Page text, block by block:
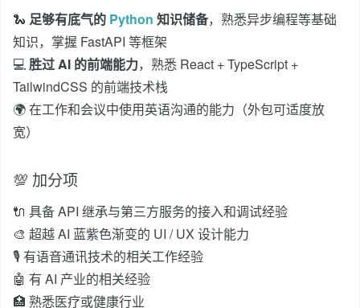
🐍 足够有底气的 Python 知识储备，熟悉异步编程等基础
知识，掌握 FastAPI 等框架
💻 胜过 AI 的前端能力，熟悉 React + TypeScript +
TailwindCSS 的前端技术栈
🌍 在工作和会议中使用英语沟通的能力（外包可适度放
宽）
💯 加分项
🔌 具备 API 继承与第三方服务的接入和调试经验
🎨 超越 AI 蓝紫色渐变的 UI / UX 设计能力
🎙️ 有语音通讯技术的相关工作经验
🤖 有 AI 产业的相关经验
🏥 熟悉医疗或健康行业